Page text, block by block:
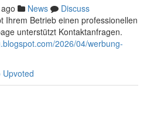
News
Discuss
Ihrem Betrieb einen professionellen
unterstützt Kontaktanfragen.
2026/04/werbung-
Upvoted